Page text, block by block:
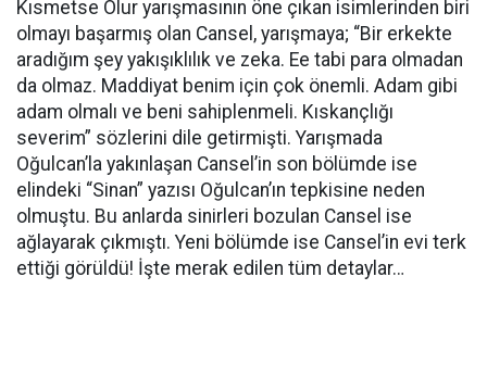
Kısmetse Olur yarışmasının öne çıkan isimlerinden biri
olmayı başarmış olan Cansel, yarışmaya; “Bir erkekte
aradığım şey yakışıklılık ve zeka. Ee tabi para olmadan
da olmaz. Maddiyat benim için çok önemli. Adam gibi
adam olmalı ve beni sahiplenmeli. Kıskançlığı
severim” sözlerini dile getirmişti. Yarışmada
Oğulcan’la yakınlaşan Cansel’in son bölümde ise
elindeki “Sinan” yazısı Oğulcan’ın tepkisine neden
olmuştu. Bu anlarda sinirleri bozulan Cansel ise
ağlayarak çıkmıştı. Yeni bölümde ise Cansel’in evi terk
ettiği görüldü! İşte merak edilen tüm detaylar…